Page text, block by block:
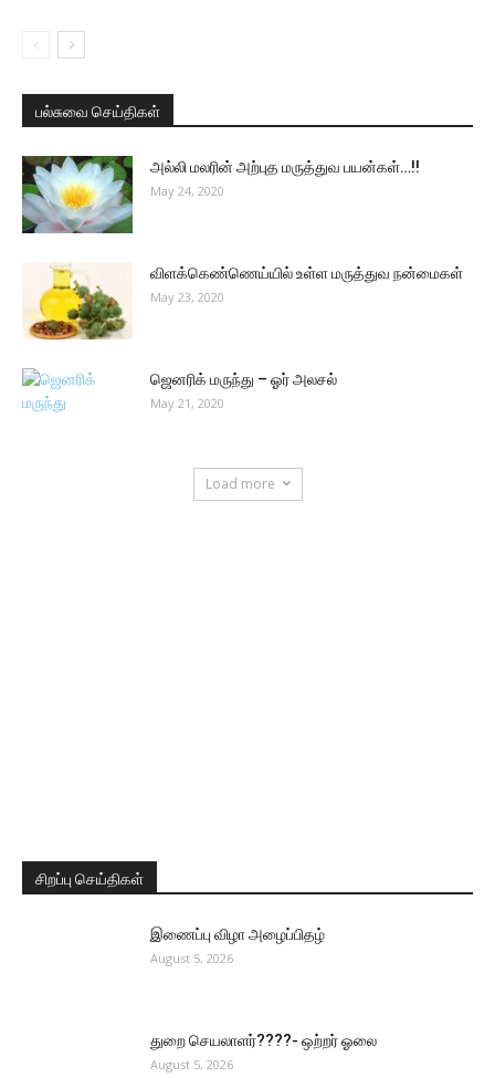
பல்சுவை செய்திகள்
அல்லி மலரின் அற்புத மருத்துவ பயன்கள்…!!
May 24, 2020
விளக்கெண்ணெய்யில் உள்ள மருத்துவ நன்மைகள்
May 23, 2020
ஜெனரிக் மருந்து – ஓர் அலசல்
May 21, 2020
Load more
சிறப்பு செய்திகள்
இணைப்பு விழா அழைப்பிதழ்
August 5, 2026
துறை செயலாளர்????- ஒற்றர் ஓலை
August 5, 2026